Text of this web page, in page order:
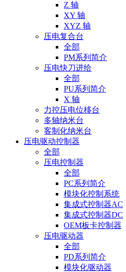
Z 轴
XY 轴
XYZ 轴
压电复合台
全部
PM系列简介
压电快刀进给
全部
PU系列简介
X 轴
力控压电位移台
多轴纳米台
客制化纳米台
压电驱动控制器
全部
压电控制器
全部
PC系列简介
模块化控制系统
集成式控制器AC
集成式控制器DC
OEM板卡控制器
压电驱动器
全部
PD系列简介
模块化驱动器